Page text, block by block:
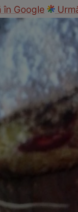
Google